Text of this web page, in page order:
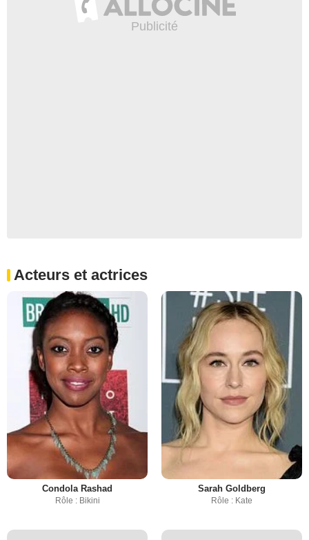
Acteurs et actrices
Condola Rashad
Rôle : Bikini
Sarah Goldberg
Rôle : Kate